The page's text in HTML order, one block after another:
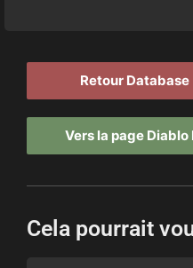
Retour Database
Vers la page Diablo
Cela pourrait